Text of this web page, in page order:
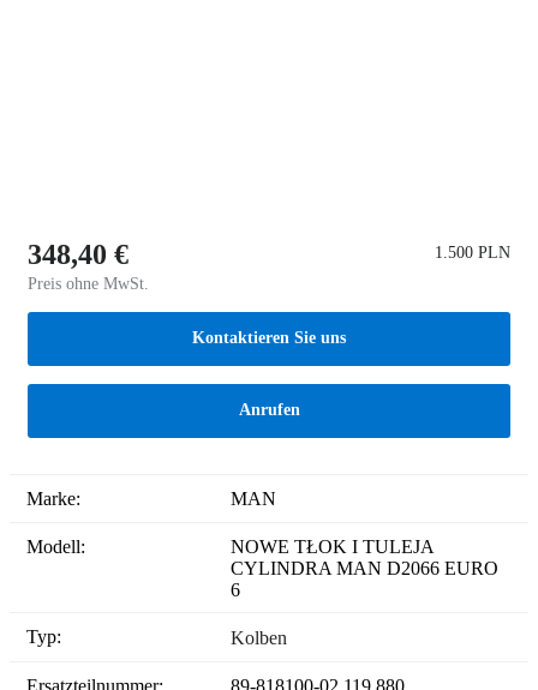
348,40 €
Preis ohne MwSt.
1.500 PLN
Kontaktieren Sie uns
Anrufen
Marke: MAN
Modell:
NOWE TŁOK I TULEJA
CYLINDRA MAN D2066 EURO
6
Typ: Kolben
Ersatzteilnummer: 89-818100-02 119.880